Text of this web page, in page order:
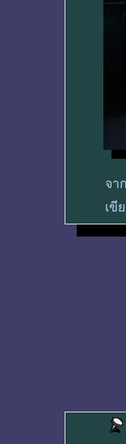
จา
เขี